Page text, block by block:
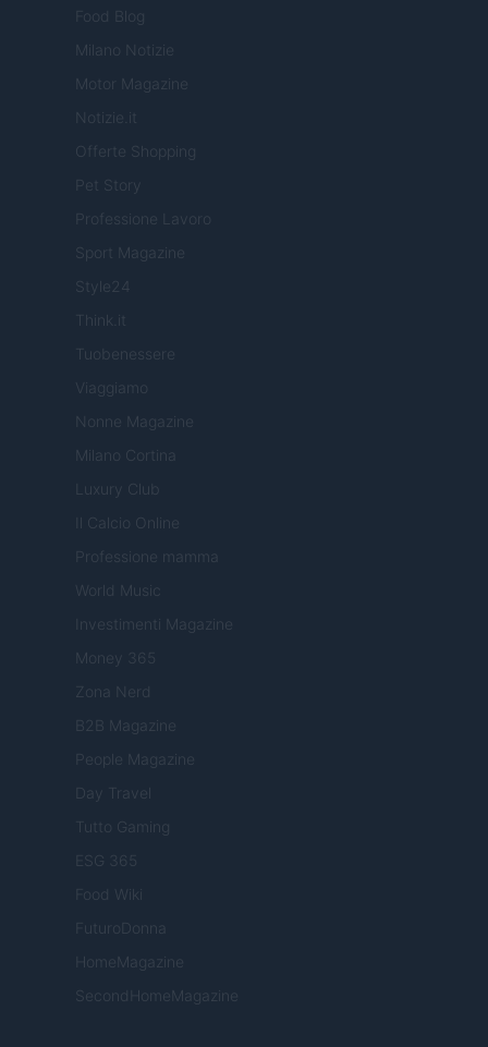
Food Blog
Milano Notizie
Motor Magazine
Notizie.it
Offerte Shopping
Pet Story
Professione Lavoro
Sport Magazine
Style24
Think.it
Tuobenessere
Viaggiamo
Nonne Magazine
Milano Cortina
Luxury Club
Il Calcio Online
Professione mamma
World Music
Investimenti Magazine
Money 365
Zona Nerd
B2B Magazine
People Magazine
Day Travel
Tutto Gaming
ESG 365
Food Wiki
FuturoDonna
HomeMagazine
SecondHomeMagazine